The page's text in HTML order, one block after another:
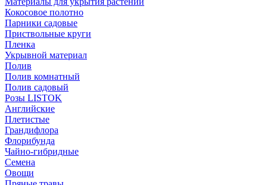
Кокосовое полотно
Парники садовые
Приствольные круги
Пленка
Укрывной материал
Полив
Полив комнатный
Полив садовый
Розы LISTOK
Английские
Плетистые
Грандифлора
Флорибунда
Чайно-гибридные
Семена
Овощи